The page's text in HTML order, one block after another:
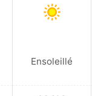
Ensoleillé